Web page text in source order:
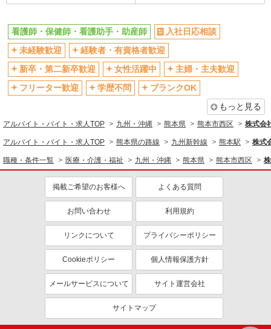
看護師・保健師・看護助手・助産師
入社日応相談
未経験歓迎
経験者・有資格者歓迎
新卒・第二新卒歓迎
女性活躍中
主婦・主夫歓迎
フリーター歓迎
学歴不問
ブランクOK
もっと見る
アルバイト・バイト・求人TOP 九州・沖縄 熊本県 熊本市西区 株式会
アルバイト・バイト・求人TOP 熊本県の路線 九州新幹線 熊本駅 株式
職種・条件一覧 医療・介護・福祉 九州・沖縄 熊本県 熊本市西区
掲載ご希望のお客様へ よくある質問
お問い合わせ 利用規約
リンクについて プライバシーポリシー
Cookieポリシー 個人情報保護方針
メールサービスについて サイト運営会社
サイトマップ